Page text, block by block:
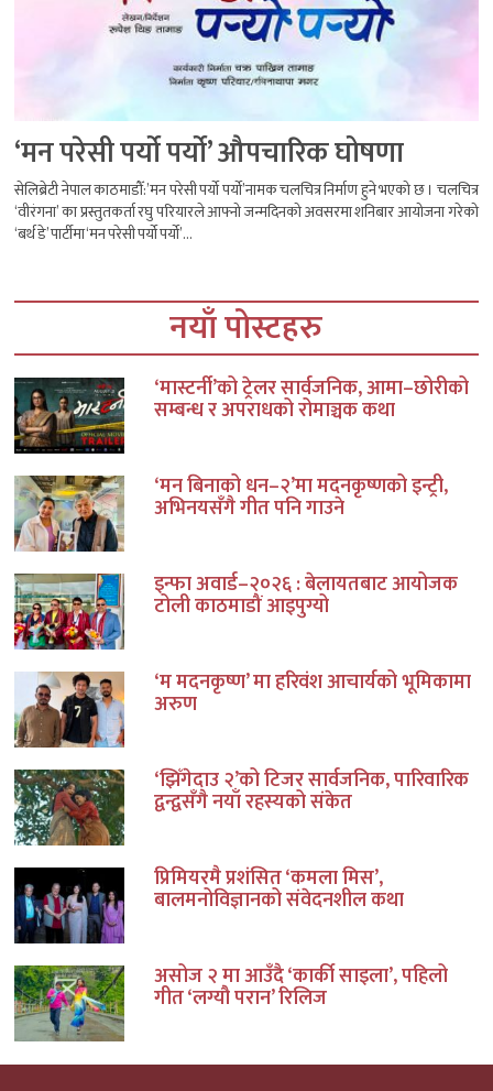
‘मन परेसी पर्यो पर्यो’ औपचारिक घोषणा
सेलिब्रेटी नेपाल काठमाडौँ:’मन परेसी पर्यो पर्यो’नामक चलचित्र निर्माण हुने भएको छ । चलचित्र
‘वीरंगना’ का प्रस्तुतकर्ता रघु परियारले आफ्नो जन्मदिनको अवसरमा शनिबार आयोजना गरेको
‘बर्थ डे’ पार्टीमा ‘मन परेसी पर्यो पर्यो’...
नयाँ पोस्टहरु
‘मास्टर्नी’को ट्रेलर सार्वजनिक, आमा–छोरीको
सम्बन्ध र अपराधको रोमाञ्चक कथा
‘मन बिनाको धन–२’मा मदनकृष्णको इन्ट्री,
अभिनयसँगै गीत पनि गाउने
इन्फा अवार्ड–२०२६ : बेलायतबाट आयोजक
टोली काठमाडौं आइपुग्यो
‘म मदनकृष्ण’ मा हरिवंश आचार्यको भूमिकामा
अरुण
‘झिँगेदाउ २’को टिजर सार्वजनिक, पारिवारिक
द्वन्द्वसँगै नयाँ रहस्यको संकेत
प्रिमियरमै प्रशंसित ‘कमला मिस’,
बालमनोविज्ञानको संवेदनशील कथा
असोज २ मा आउँदै ‘कार्की साइला’, पहिलो
गीत ‘लग्यौ परान’ रिलिज